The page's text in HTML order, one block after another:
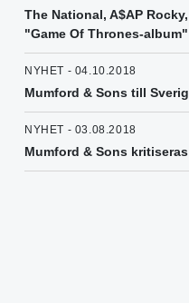
The National, A$AP
"Game Of Thrones-album"
NYHET - 04.10.2018
Mumford & Sons till
NYHET - 03.08.2018
Mumford & Sons